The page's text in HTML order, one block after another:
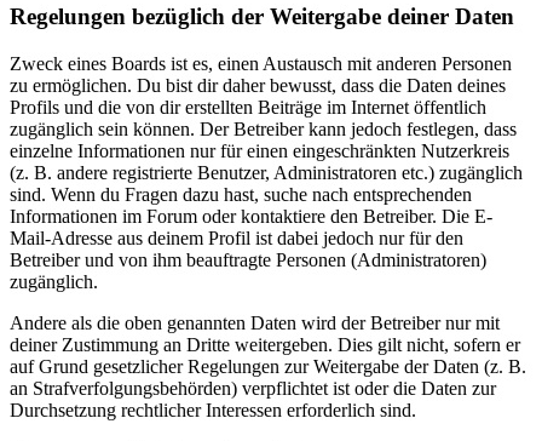
Regelungen bezüglich der Weitergabe deiner Daten
Zweck eines Boards ist es, einen Austausch mit anderen Personen
zu ermöglichen. Du bist dir daher bewusst, dass die Daten deines
Profils und die von dir erstellten Beiträge im Internet öffentlich
zugänglich sein können. Der Betreiber kann jedoch festlegen, dass
einzelne Informationen nur für einen eingeschränkten Nutzerkreis
(z. B. andere registrierte Benutzer, Administratoren etc.) zugänglich
sind. Wenn du Fragen dazu hast, suche nach entsprechenden
Informationen im Forum oder kontaktiere den Betreiber. Die E-
Mail-Adresse aus deinem Profil ist dabei jedoch nur für den
Betreiber und von ihm beauftragte Personen (Administratoren)
zugänglich.
Andere als die oben genannten Daten wird der Betreiber nur mit
deiner Zustimmung an Dritte weitergeben. Dies gilt nicht, sofern er
auf Grund gesetzlicher Regelungen zur Weitergabe der Daten (z. B.
an Strafverfolgungsbehörden) verpflichtet ist oder die Daten zur
Durchsetzung rechtlicher Interessen erforderlich sind.